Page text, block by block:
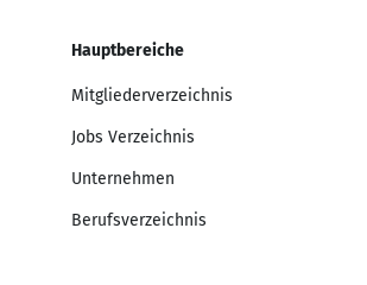
Hauptbereiche
Mitgliederverzeichnis
Jobs Verzeichnis
Unternehmen
Berufsverzeichnis